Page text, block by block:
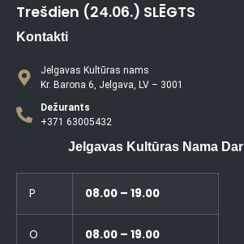
Trešdien (24.06.) SLĒGTS
Kontakti
Jelgavas Kultūras nams
Kr. Barona 6, Jelgava, LV – 3001
Dežurants
+371 63005432
Jelgavas Kultūras Nama
P 08.00 – 19.00
O 08.00 – 19.00